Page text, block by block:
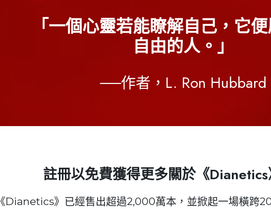
「一個心靈若能瞭解自己，它
自由的人。」
──作者，L. Ron Hubbard
註冊以免費獲得更多關於《
《Dianetics》已經售出超過2,000萬本，並掀起一場橫跨